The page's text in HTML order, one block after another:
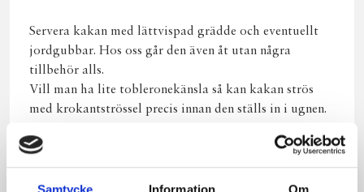
Servera kakan med lättvispad grädde och eventuellt
jordgubbar. Hos oss går den även åt utan några
tillbehör alls.
Vill man ha lite tobleronekänsla så kan kakan strös
med krokantströssel precis innan den ställs in i ugnen.